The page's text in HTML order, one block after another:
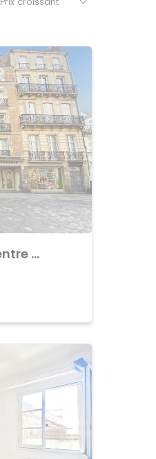
Achat Appartement centre ville